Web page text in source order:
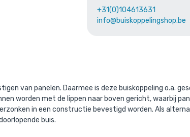
+31(0)104613631
info@buiskoppelingshop.be
van panelen. Daarmee is deze buiskoppeling o.a.
worden met de lippen naar boven gericht, waarbij
in een constructie bevestigd worden. Als
buis.
vaak gecombineerd met: